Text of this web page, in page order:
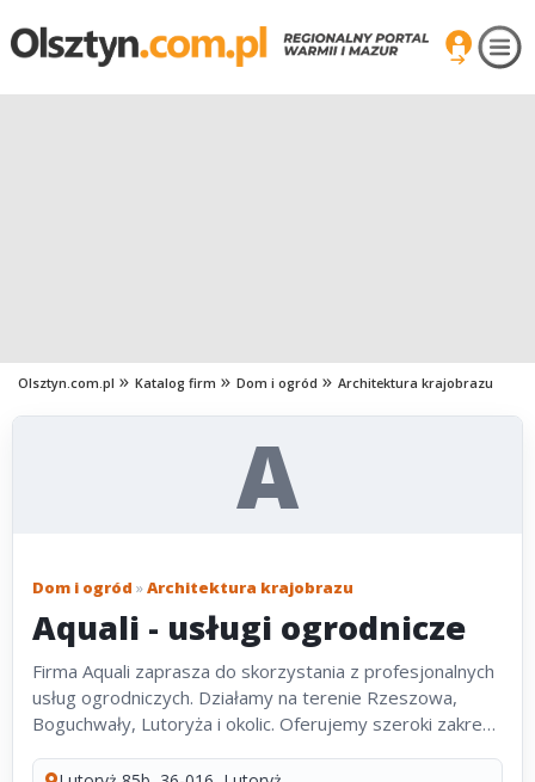
Olsztyn.com.pl Katalog firm Dom i ogród Architektura krajobrazu
A
Dom i ogród »Architektura krajobrazu
Aquali - usługi ogrodnicze
Firma Aquali zaprasza do skorzystania z profesjonalnych
usług ogrodniczych. Działamy na terenie Rzeszowa,
Boguchwały, Lutoryża i okolic. Oferujemy szeroki zakres
krzewów, wycinkę...